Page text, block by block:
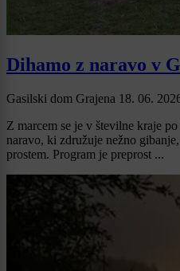
Dihamo z naravo v
Gasilski dom Grajena 18. 06.
Z marcem se je v številne kraje
naravo, ki združuje nežno
prostem. Program je preprost ...